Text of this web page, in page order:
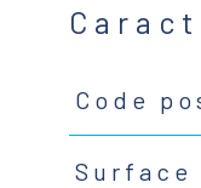
Code
Surface